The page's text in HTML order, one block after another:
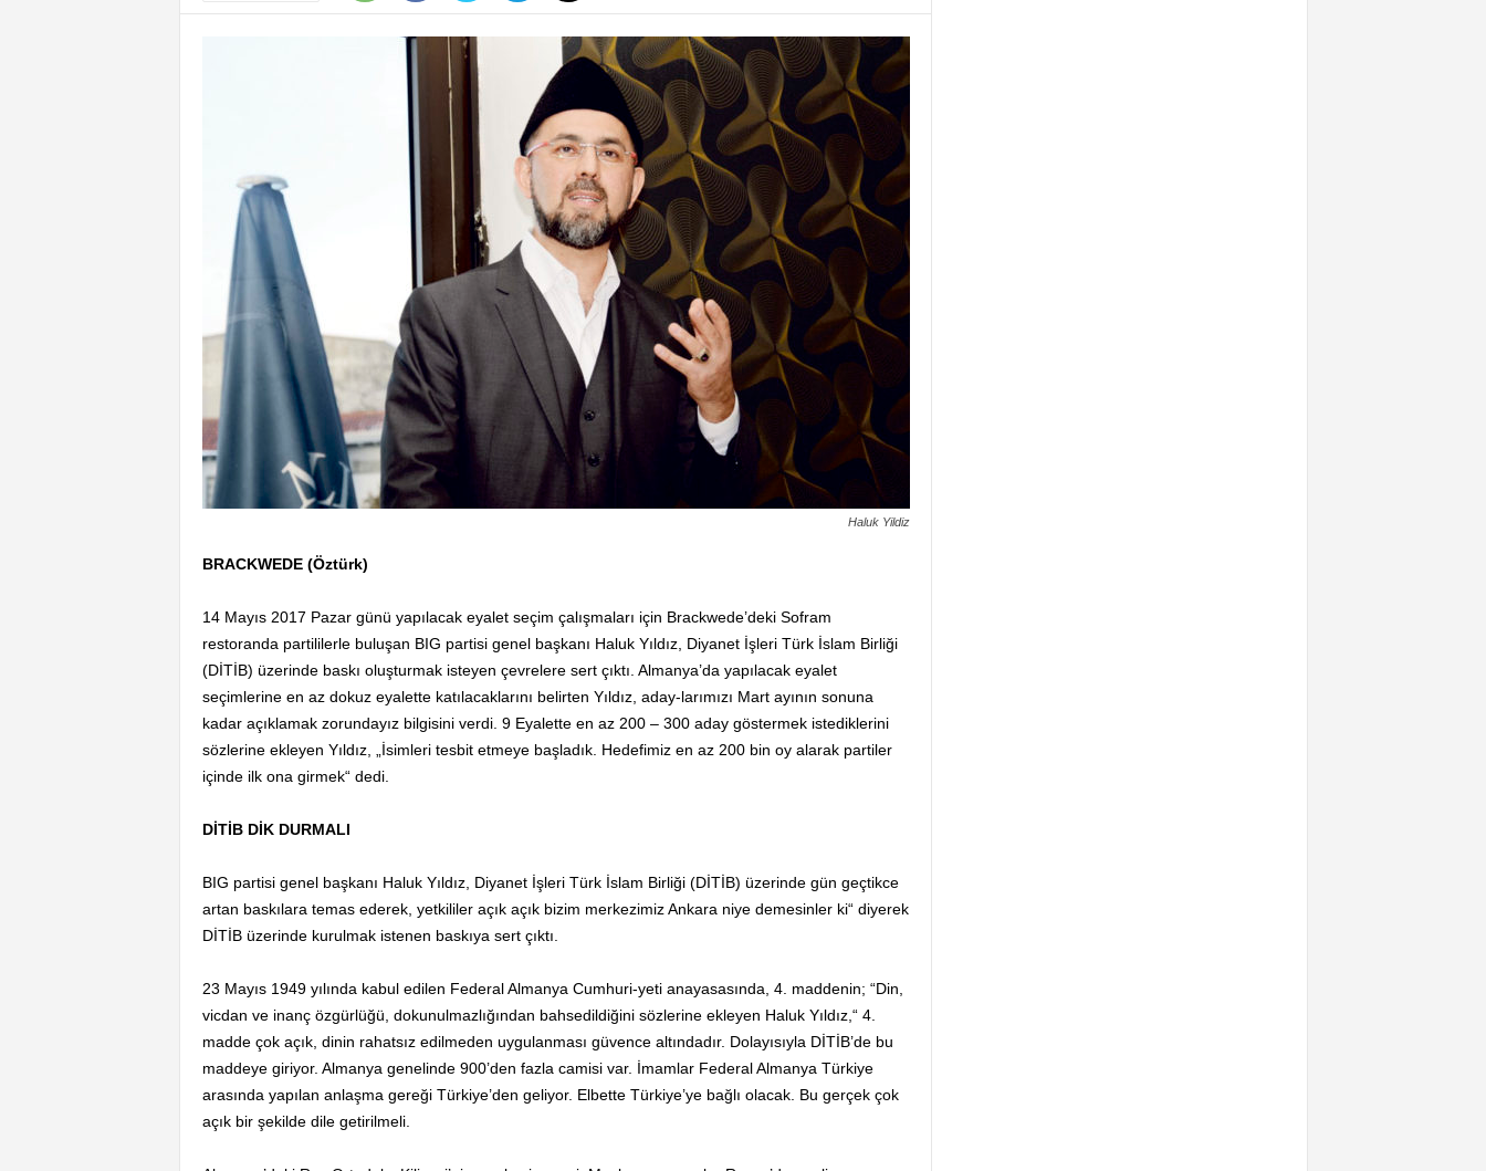
Haluk Yildiz
BRACKWEDE (Öztürk)
14 Mayıs 2017 Pazar günü yapılacak eyalet seçim çalışmaları için Brackwede’deki Sofram
restoranda partililerle buluşan BIG partisi genel başkanı Haluk Yıldız, Diyanet İşleri Türk İslam Birliği
(DİTİB) üzerinde baskı oluşturmak isteyen çevrelere sert çıktı. Almanya’da yapılacak eyalet
seçimlerine en az dokuz eyalette katılacaklarını belirten Yıldız, aday-larımızı Mart ayının sonuna
kadar açıklamak zorundayız bilgisini verdi. 9 Eyalette en az 200 – 300 aday göstermek istediklerini
sözlerine ekleyen Yıldız, „İsimleri tesbit etmeye başladık. Hedefimiz en az 200 bin oy alarak partiler
içinde ilk ona girmek“ dedi.
DİTİB DİK DURMALI
BIG partisi genel başkanı Haluk Yıldız, Diyanet İşleri Türk İslam Birliği (DİTİB) üzerinde gün geçtikce
artan baskılara temas ederek, yetkililer açık açık bizim merkezimiz Ankara niye demesinler ki“ diyerek
DİTİB üzerinde kurulmak istenen baskıya sert çıktı.
23 Mayıs 1949 yılında kabul edilen Federal Almanya Cumhuri-yeti anayasasında, 4. maddenin; “Din,
vicdan ve inanç özgürlüğü, dokunulmazlığından bahsedildiğini sözlerine ekleyen Haluk Yıldız,“ 4.
madde çok açık, dinin rahatsız edilmeden uygulanması güvence altındadır. Dolayısıyla DİTİB’de bu
maddeye giriyor. Almanya genelinde 900’den fazla camisi var. İmamlar Federal Almanya Türkiye
arasında yapılan anlaşma gereği Türkiye’den geliyor. Elbette Türkiye’ye bağlı olacak. Bu gerçek çok
açık bir şekilde dile getirilmeli.